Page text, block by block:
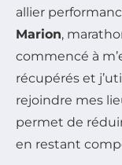
allier
Marion,
commencé à
récupérés et
rejoindre mes
permet de
en restant